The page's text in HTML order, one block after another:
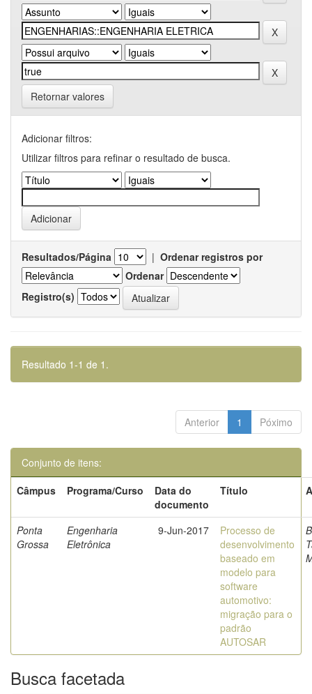
Retornar valores
Adicionar filtros:
Utilizar filtros para refinar o resultado de busca.
Resultados/Página | Ordenar registros por
Ordenar
Registro(s)
Resultado 1-1 de 1.
Anterior 1 Póximo
Conjunto de itens:
Câmpus
Programa/Curso
Data do
documento
Título
Ponta
Grossa
Engenharia
Eletrônica
9-Jun-2017
Processo de
desenvolvimento
baseado em
modelo para
software
automotivo:
migração para o
padrão
AUTOSAR
Busca facetada